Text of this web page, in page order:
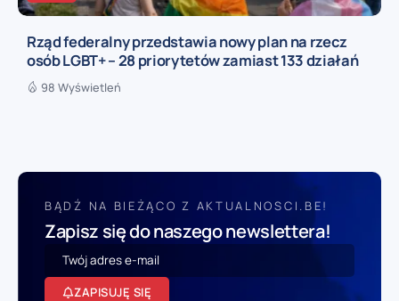
Rząd federalny przedstawia nowy plan na rzecz
osób LGBT+ – 28 priorytetów zamiast 133 działań
98 Wyświetleń
BĄDŹ NA BIEŻĄCO Z AKTUALNOSCI.BE!
Zapisz się do naszego newslettera!
ZAPISUJĘ SIĘ